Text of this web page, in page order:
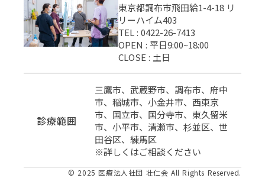
東京都調布市飛田給1-4-18 リ
リーハイム403
TEL : 0422-26-7413
OPEN : 平日9:00~18:00
CLOSE : 土日
診療範囲
三鷹市、武蔵野市、調布市、府中
市、稲城市、小金井市、西東京
市、国立市、国分寺市、東久留米
市、小平市、清瀬市、杉並区、世
田谷区、練馬区
※詳しくはご相談ください
©︎ 2025 医療法人社団 壮仁会 All Rights Reserved.